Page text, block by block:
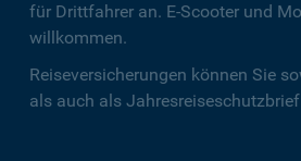
für Drittfahrer an. E-Scooter und
willkommen.
Reiseversicherungen können Sie
als auch als